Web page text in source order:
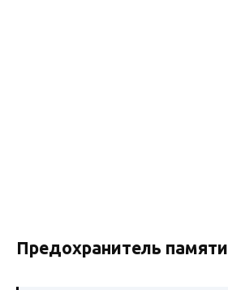
Предохранитель памяти